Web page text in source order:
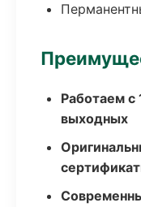
Работаем
выходных